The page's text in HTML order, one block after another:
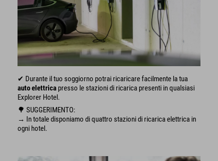
✔ Durante il tuo soggiorno potrai ricaricare facilmente la tua
auto elettrica presso le stazioni di ricarica presenti in qualsiasi
Explorer Hotel.
🌳 SUGGERIMENTO:
→ In totale disponiamo di quattro stazioni di ricarica elettrica in
ogni hotel.